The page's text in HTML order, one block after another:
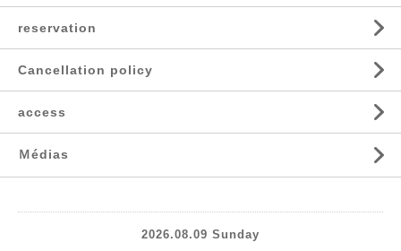
reservation
Cancellation policy
access
Ｍédias
2026.08.09 Sunday